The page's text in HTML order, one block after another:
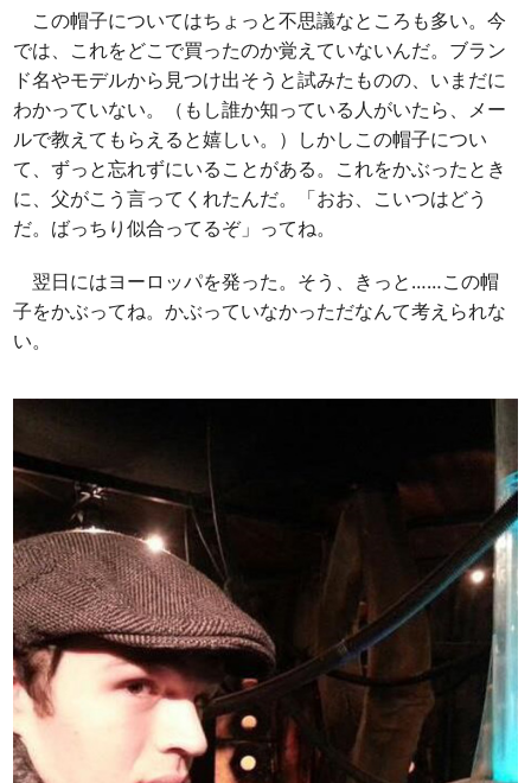
この帽子についてはちょっと不思議なところも多い。今
では、これをどこで買ったのか覚えていないんだ。ブラン
ド名やモデルから見つけ出そうと試みたものの、いまだに
わかっていない。（もし誰か知っている人がいたら、メー
ルで教えてもらえると嬉しい。）しかしこの帽子につい
て、ずっと忘れずにいることがある。これをかぶったとき
に、父がこう言ってくれたんだ。「おお、こいつはどう
だ。ばっちり似合ってるぞ」ってね。
翌日にはヨーロッパを発った。そう、きっと……この帽
子をかぶってね。かぶっていなかっただなんて考えられな
い。